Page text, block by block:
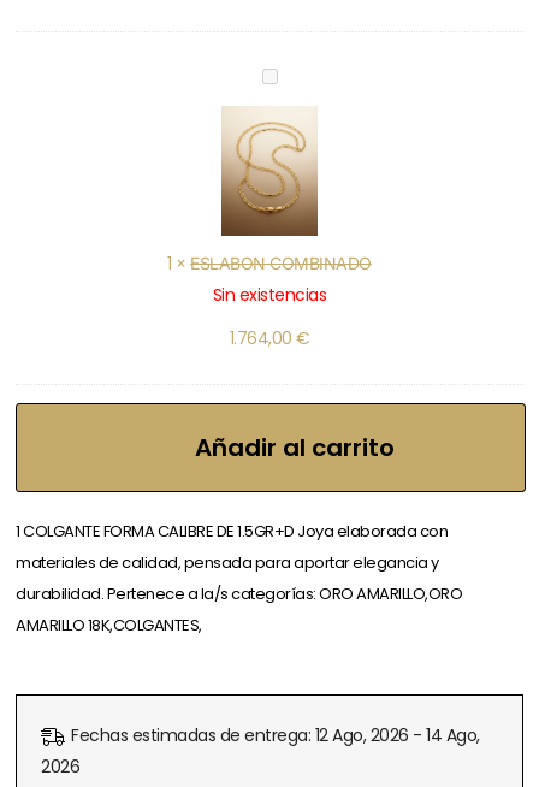
ESLABON
COMBINADO
1 ×ESLABON COMBINADO
Sin existencias
1.764,00 €
Añadir al carrito
1 COLGANTE FORMA CALIBRE DE 1.5GR+D Joya elaborada con
materiales de calidad, pensada para aportar elegancia y
durabilidad. Pertenece a la/s categorías: ORO AMARILLO,ORO
AMARILLO 18K,COLGANTES,
Fechas estimadas de entrega: 12 Ago, 2026 - 14 Ago,
2026